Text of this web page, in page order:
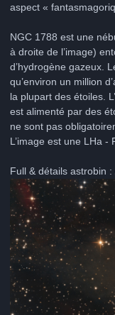
aspect «
NGC 1788 est une
à droite de l’image)
d’hydrogène gazeux.
qu’environ un million
la plupart des étoiles.
est alimenté par des
ne sont pas
L’image est une LHa -
Full & détails astrobin :